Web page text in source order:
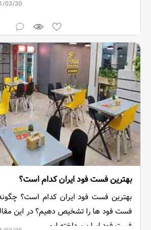
1401/03/30 در
بهترین فست فود ایران کدام است؟
بهترین فست فود ایران کدام است؟
فست فود ها را تشخیص دهیم؟ در این
فست فود ایران پرداخته ایم.